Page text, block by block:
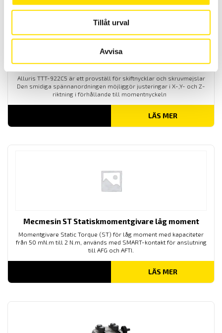
Tillåt urval
Avvisa
Alluris provställ TTT-922 0 till 50 Nm för
momentnycklar och mejslar
Alluris TTT-922C5 är ett provställ för skiftnycklar och skruvmejslar
Den smidiga spännanordningen möjliggör justeringar i X-,Y- och Z-
riktning i förhållande till momentnyckeln
LÄS MER
Mecmesin ST Statiskmomentgivare låg moment
Momentgivare Static Torque (ST) för låg moment med kapaciteter
från 50 mN.m till 2 N.m, används med SMART-kontakt för anslutning
till AFG och AFTI.
LÄS MER